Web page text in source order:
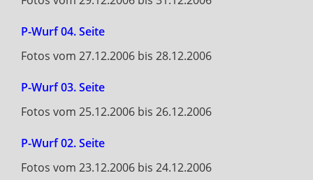
P-Wurf 04. Seite
Fotos vom 27.12.2006 bis 28.12.2006
P-Wurf 03. Seite
Fotos vom 25.12.2006 bis 26.12.2006
P-Wurf 02. Seite
Fotos vom 23.12.2006 bis 24.12.2006